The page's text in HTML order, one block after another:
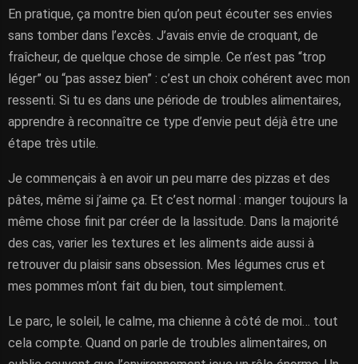
En pratique, ça montre bien qu’on peut écouter ses envies
sans tomber dans l’excès. J’avais envie de croquant, de
fraîcheur, de quelque chose de simple. Ce n’est pas “trop
léger” ou “pas assez bien” : c’est un choix cohérent avec mon
ressenti. Si tu es dans une période de troubles alimentaires,
apprendre à reconnaître ce type d’envie peut déjà être une
étape très utile.
Je commençais à en avoir un peu marre des pizzas et des
pâtes, même si j’aime ça. Et c’est normal : manger toujours la
même chose finit par créer de la lassitude. Dans la majorité
des cas, varier les textures et les aliments aide aussi à
retrouver du plaisir sans obsession. Mes légumes crus et
mes pommes m’ont fait du bien, tout simplement.
Le parc, le soleil, le calme, ma chienne à côté de moi… tout
cela compte. Quand on parle de troubles alimentaires, on